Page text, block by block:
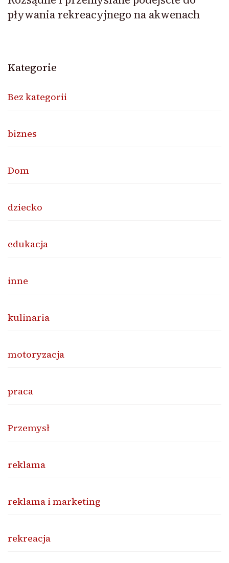
pływania rekreacyjnego na akwenach
Kategorie
Bez kategorii
biznes
Dom
dziecko
edukacja
inne
kulinaria
motoryzacja
praca
Przemysł
reklama
reklama i marketing
rekreacja